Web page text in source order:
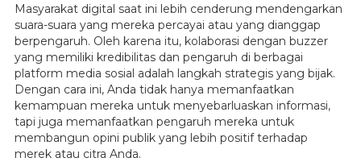
Masyarakat digital saat ini lebih cenderung mendengarkan
suara-suara yang mereka percayai atau yang dianggap
berpengaruh. Oleh karena itu, kolaborasi dengan buzzer
yang memiliki kredibilitas dan pengaruh di berbagai
platform media sosial adalah langkah strategis yang bijak.
Dengan cara ini, Anda tidak hanya memanfaatkan
kemampuan mereka untuk menyebarluaskan informasi,
tapi juga memanfaatkan pengaruh mereka untuk
membangun opini publik yang lebih positif terhadap
merek atau citra Anda.